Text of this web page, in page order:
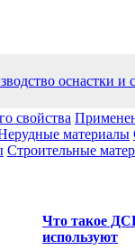
оснастки и
свойства
материалы
Строительные
Что такое
используют